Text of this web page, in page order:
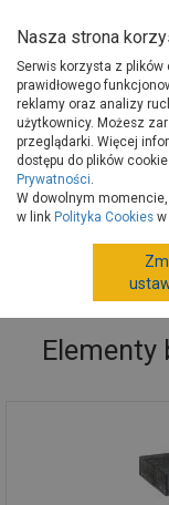
Strona główna
Elementy betonowe,
Elementy
Nasza strona
Serwis korzysta z
prawidłowego
reklamy oraz analizy
użytkownicy. Możesz
przeglądarki. Więcej
dostępu do plików
Prywatności.
W dowolnym
w link Polityka Cookies w